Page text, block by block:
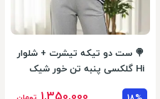
🍭 ست دو تیکه تیشرت + شلوار
Hi گلکسی پنبه تن خور شیک